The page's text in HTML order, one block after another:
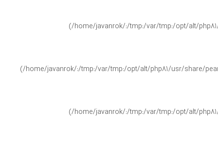
(/home/javanrok/:/tmp:/var/tmp:/opt/alt/
(/home/javanrok/:/tmp:/var/tmp:/opt/alt/php81/usr/share/
(/home/javanrok/:/tmp:/var/tmp:/opt/alt/